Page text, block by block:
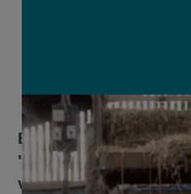
Boerinnen willen
"Maak van 2026 een
voor vrouwelijk